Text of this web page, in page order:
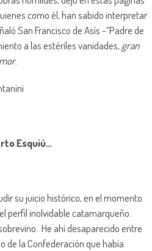
como él, han sabido interpretar
San Francisco de Asís -“Padre de
a las estériles vanidades, gran
.
Esquiú…
su juicio histórico, en el momento
perfil inolvidable catamarqueño.
He ahí desaparecido entre
de la Confederación que había